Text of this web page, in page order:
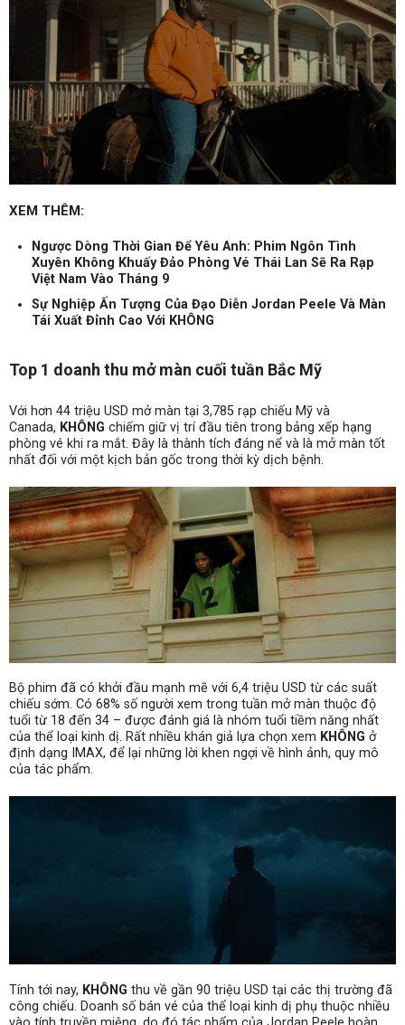
XEM THÊM:
Ngược Dòng Thời Gian Để Yêu Anh: Phim Ngôn Tình
Xuyên Không Khuấy Đảo Phòng Vé Thái Lan Sẽ Ra Rạp
Việt Nam Vào Tháng 9
Sự Nghiệp Ấn Tượng Của Đạo Diễn Jordan Peele Và Màn
Tái Xuất Đỉnh Cao Với KHÔNG
Top 1 doanh thu mở màn cuối tuần Bắc Mỹ
Với hơn 44 triệu USD mở màn tại 3,785 rạp chiếu Mỹ và
Canada, KHÔNG chiếm giữ vị trí đầu tiên trong bảng xếp hạng
phòng vé khi ra mắt. Đây là thành tích đáng nể và là mở màn tốt
nhất đối với một kịch bản gốc trong thời kỳ dịch bệnh.
Bộ phim đã có khởi đầu mạnh mẽ với 6,4 triệu USD từ các suất
chiếu sớm. Có 68% số người xem trong tuần mở màn thuộc độ
tuổi từ 18 đến 34 – được đánh giá là nhóm tuổi tiềm năng nhất
của thể loại kinh dị. Rất nhiều khán giả lựa chọn xem KHÔNG ở
định dạng IMAX, để lại những lời khen ngợi về hình ảnh, quy mô
của tác phẩm.
Tính tới nay, KHÔNG thu về gần 90 triệu USD tại các thị trường đã
công chiếu. Doanh số bán vé của thể loại kinh dị phụ thuộc nhiều